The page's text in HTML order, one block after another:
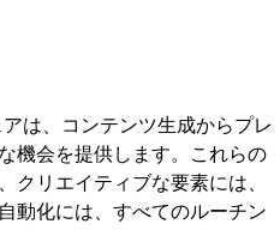
は、コンテンツ生成からプレ
機会を提供します。これらの
リエイティブな要素には、
動化には、すべてのルーチン